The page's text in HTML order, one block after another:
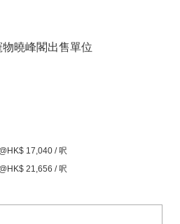
曉峰閣出售單位
@HK$ 17,040 / 呎
@HK$ 21,656 / 呎